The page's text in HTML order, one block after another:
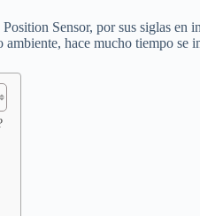
Sensor, por sus siglas
hace mucho tiempo se